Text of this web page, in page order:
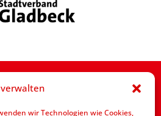
wir Technologien wie Cookies,